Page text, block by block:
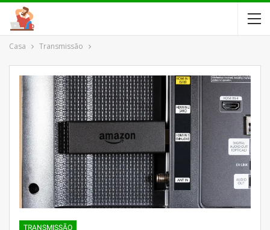
Casa Transmissão
TRANSMISSÃO